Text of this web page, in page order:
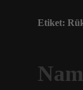
Etiket: